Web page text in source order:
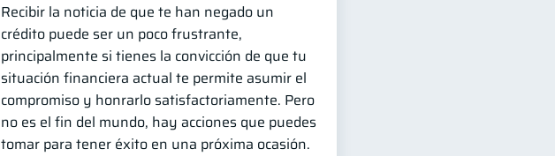
Recibir la noticia de que te han negado un
crédito puede ser un poco frustrante,
principalmente si tienes la convicción de que tu
situación financiera actual te permite asumir el
compromiso y honrarlo satisfactoriamente. Pero
no es el fin del mundo, hay acciones que puedes
tomar para tener éxito en una próxima ocasión.